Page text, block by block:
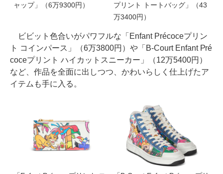
ャップ」（6万9300円）
プリント トートバッグ」（43
万3400円）
ビビット色合いがパワフルな「Enfant Précoceプリン
ト コインパース」（6万3800円）や「B-Court Enfant Pré
coceプリント ハイカットスニーカー」（12万5400円）
など、作品を全面に出しつつ、かわいらしく仕上げたア
イテムも手に入る。